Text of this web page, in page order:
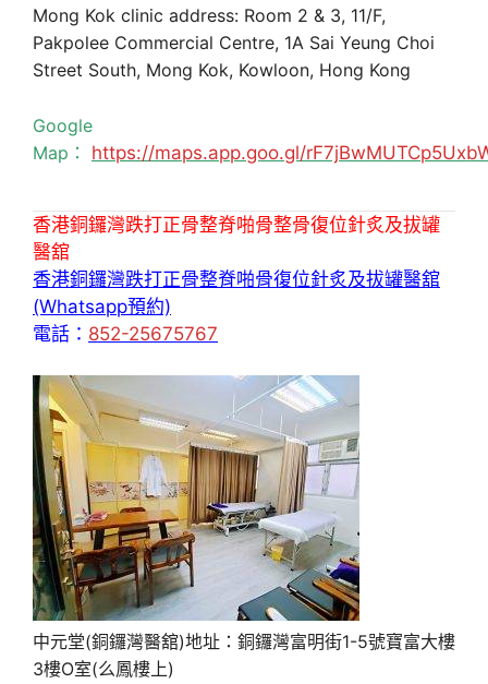
Mong Kok clinic address: Room 2 & 3, 11/F,
Pakpolee Commercial Centre, 1A Sai Yeung Choi
Street South, Mong Kok, Kowloon, Hong Kong
Google
Map： https://maps.app.goo.gl/
香港銅鑼灣跌打正骨整脊啪骨整骨復位針炙及拔罐
醫舘
香港銅鑼灣跌打正骨整脊啪骨復位針炙及拔罐醫舘
(Whatsapp預約)
電話： 852-25675767
中元堂(銅鑼灣醫舘)地址：銅鑼灣富明街1-5號寶富大樓
3樓O室(么鳳樓上)